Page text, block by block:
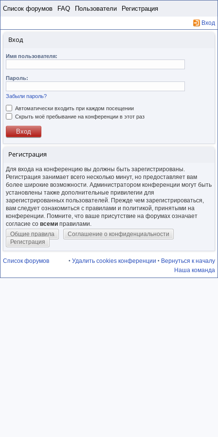
Список форумов FAQ Пользователи Регистрация
Вход
Вход
Имя пользователя:
Пароль:
Забыли пароль?
Автоматически входить при каждом посещении
Скрыть моё пребывание на конференции в этот раз
Регистрация
Для входа на конференцию вы должны быть зарегистрированы.
Регистрация занимает всего несколько минут, но предоставляет вам
более широкие возможности. Администратором конференции могут быть
установлены также дополнительные привилегии для
зарегистрированных пользователей. Прежде чем зарегистрироваться,
вам следует ознакомиться с правилами и политикой, принятыми на
конференции. Помните, что ваше присутствие на форумах означает
согласие со всеми правилами.
Общие правила
Соглашение о конфиденциальности
Регистрация
Список форумов • Вернуться к началу
• Удалить cookies конференции
Наша команда